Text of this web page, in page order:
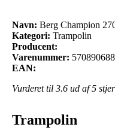
Navn: Berg Champion
Kategori: Trampolin
Producent:
Varenummer:
EAN:
Vurderet til 3.6 ud af 5
Trampolin